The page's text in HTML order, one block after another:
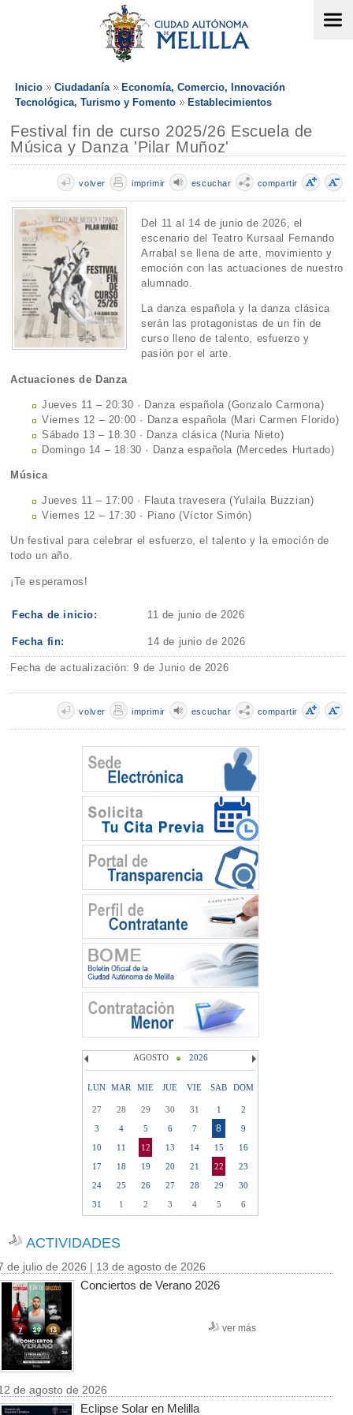
Inicio Ciudadanía
Economía, Comercio, Innovación
Tecnológica, Turismo y Fomento
Establecimientos
Festival fin de curso 2025/26 Escuela de
Música y Danza 'Pilar Muñoz'
compartir
escuchar
imprimir
volver
Del 11 al 14 de junio de 2026, el
escenario del Teatro Kursaal Fernando
Arrabal se llena de arte, movimiento y
emoción con las actuaciones de nuestro
alumnado.
La danza española y la danza clásica
serán las protagonistas de un fin de
curso lleno de talento, esfuerzo y
pasión por el arte.
Actuaciones de Danza
Jueves 11 – 20:30 · Danza española (Gonzalo Carmona)
Viernes 12 – 20:00 · Danza española (Mari Carmen Florido)
Sábado 13 – 18:30 · Danza clásica (Nuria Nieto)
Domingo 14 – 18:30 · Danza española (Mercedes Hurtado)
Música
Jueves 11 – 17:00 · Flauta travesera (Yulaila Buzzian)
Viernes 12 – 17:30 · Piano (Víctor Simón)
Un festival para celebrar el esfuerzo, el talento y la emoción de
todo un año.
¡Te esperamos!
Fecha de inicio: 11 de junio de 2026
Fecha fin: 14 de junio de 2026
Fecha de actualización: 9 de Junio de 2026
compartir
escuchar
imprimir
volver
AGOSTO 2026
LUN MAR MIE JUE VIE SAB DOM
27 28 29 30 31 1
2
3
4 5 6 7 8
9
10
11 12 13 14 15
16
17
18 19 20 21 22
23
24
25 26 27 28 29
30
31
1 2 3 4 5 6
ACTIVIDADES
de julio de 2026 | 13 de agosto de 2026
Conciertos de Verano 2026
ver más
de agosto de 2026
Eclipse Solar en Melilla